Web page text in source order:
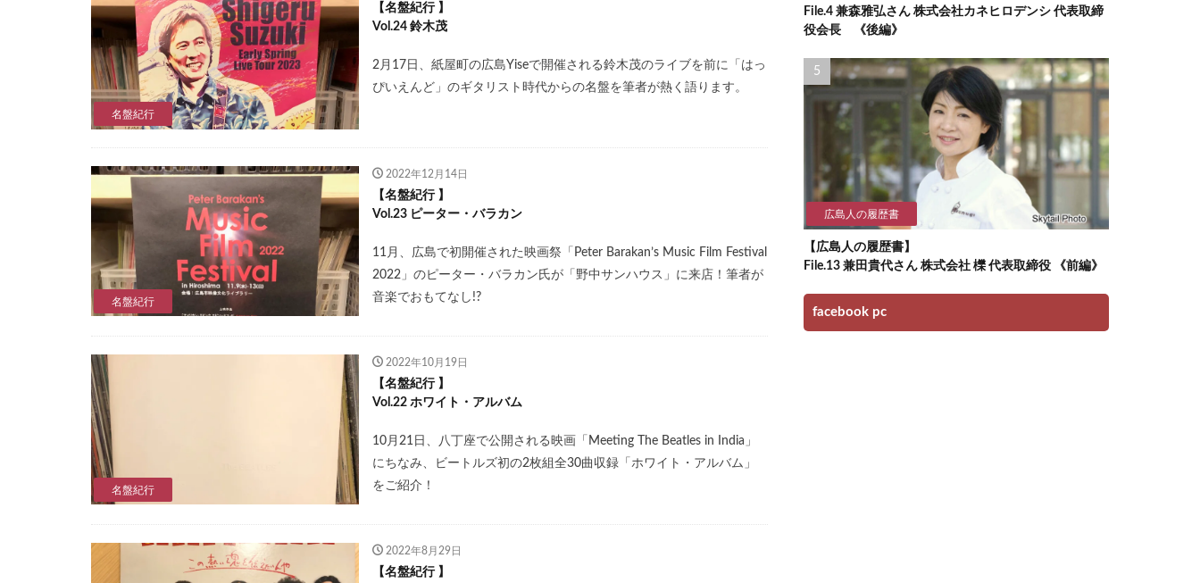
名盤紀行
【名盤紀行 】
Vol.24 鈴木茂
2月17日、紙屋町の広島Yiseで開催される鈴木茂のライブを前に「はっ
ぴいえんど」のギタリスト時代からの名盤を筆者が熱く語ります。
名盤紀行
2022年12月14日
【名盤紀行 】
Vol.23 ピーター・バラカン
11月、広島で初開催された映画祭「Peter Barakan’s Music Film Festival
2022」のピーター・バラカン氏が「野中サンハウス」に来店！筆者が
音楽でおもてなし!?
名盤紀行
2022年10月19日
【名盤紀行 】
Vol.22 ホワイト・アルバム
10月21日、八丁座で公開される映画「Meeting The Beatles in India」
にちなみ、ビートルズ初の2枚組全30曲収録「ホワイト・アルバム」
をご紹介！
2022年8月29日
【名盤紀行 】
File.4 兼森雅弘さん 株式会社カネヒロデンシ 代表取締
役会長 《後編》
広島人の履歴書
【広島人の履歴書】
File.13 兼田貴代さん 株式会社 櫟 代表取締役 《前編》
facebook pc